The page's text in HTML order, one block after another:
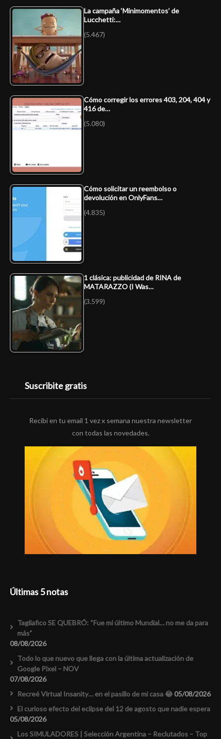
La campaña ‘Minimomentos’ de
Lucchetti:…
(5.467)
Cómo corregir los errores 403, 204, 404 y
416 de…
(5.080)
Cómo solicitar un reembolso o
devolución en OnlyFans…
(4.835)
1 clásica: publicidad de RINA de
MATARAZZO (I Was…
(3.599)
Suscribite gratis
Recibí en tu email 1 vez x semana nuestra newsletter
con todas las novedades.
Últimas 5 notas
Tagliafico SE QUEBRÓ: “Fue mi último Mundial… no me da para
más”
08/08/2026
Todo lo que nuevo que llega con la última actualización de
Google Pixel – NOV
07/08/2026
Recreé Virtual Insanity… en el pasillo de mi casa 😂05/08/2026
El curioso efecto del eclipse del 12 de agosto que nadie espera
05/08/2026
Los SIMULADORES | Selección Argentina – Reclutados – Top